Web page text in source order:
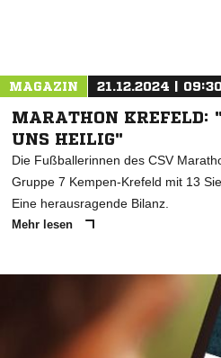
MAGAZIN 21.12.2024 | 09:30
MARATHON KREFELD:
UNS HEILIG"
Die Fußballerinnen des CSV
Gruppe 7 Kempen-Krefeld mit 13
Eine herausragende Bilanz.
Mehr lesen